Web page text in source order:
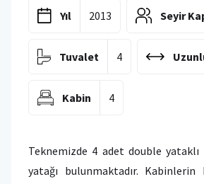
Yıl 2013 Seyir
Tuvalet 4
Kabin 4
Teknemizde 4 adet double
yatağı bulunmaktadır.